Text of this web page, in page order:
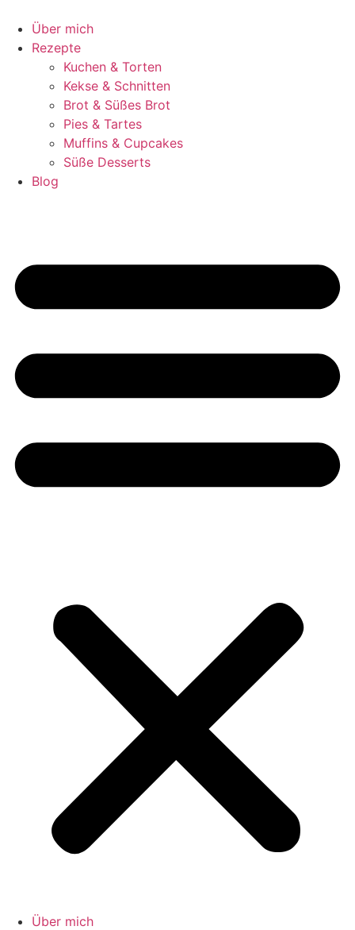
Inhalt
springen
Über mich
Rezepte
Kuchen & Torten
Kekse & Schnitten
Brot & Süßes Brot
Pies & Tartes
Muffins & Cupcakes
Süße Desserts
Blog
Über mich